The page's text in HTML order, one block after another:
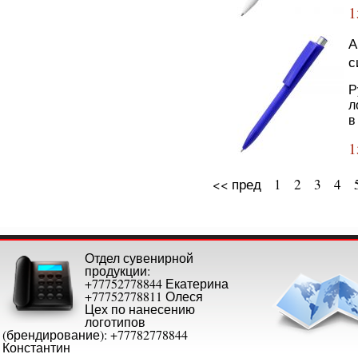
<< пред 1 2 3 4
Отдел сувенирной
продукции:
+77752778844 Екатерина
+77752778811 Олеся
Цех по нанесению
логотипов
(брендирование): +77782778844
Константин